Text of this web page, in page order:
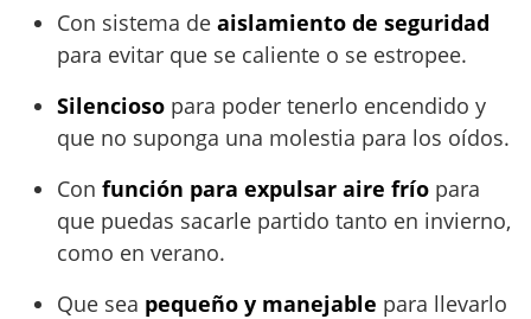
Con sistema de aislamiento de seguridad
para evitar que se caliente o se estropee.
Silencioso para poder tenerlo encendido y
que no suponga una molestia para los oídos.
Con función para expulsar aire frío para
que puedas sacarle partido tanto en invierno,
como en verano.
Que sea pequeño y manejable para llevarlo